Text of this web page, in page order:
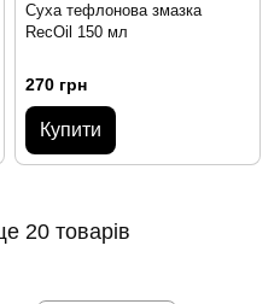
Суха тефлонова змазка
RecOil 150 мл
270 грн
Купити
20 товарів